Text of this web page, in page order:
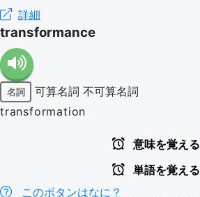
詳細
transformance
名詞 可算名詞 不可算名詞
transformation
意味を覚える
単語を覚える
このボタンはなに？